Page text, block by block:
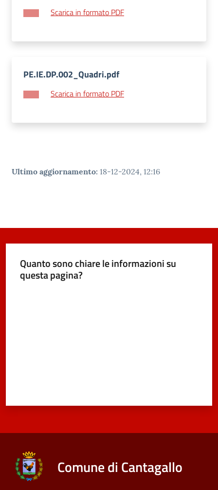
Scarica in formato PDF
PE.IE.DP.002_Quadri.pdf
Scarica in formato PDF
Ultimo aggiornamento: 18-12-2024, 12:16
Quanto sono chiare le informazioni su
questa pagina?
Comune di Cantagallo